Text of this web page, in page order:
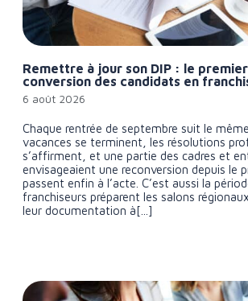
Remettre à jour son DIP : le
conversion des candidats en
6 août 2026
Chaque rentrée de septembre suit le
vacances se terminent, les résolutions
s’affirment, et une partie des cadres et
envisageaient une reconversion depuis le
passent enfin à l’acte. C’est aussi la
franchiseurs préparent les salons
leur documentation à[...]